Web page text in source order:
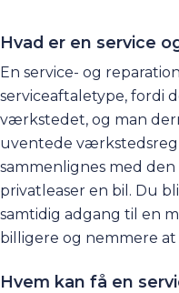
Hvad er en service
En service- og
serviceaftaletype, fordi
værkstedet, og man
uventede
sammenlignes med
privatleaser en bil. Du
samtidig adgang til en
billigere og nemmere
Hvem kan få en